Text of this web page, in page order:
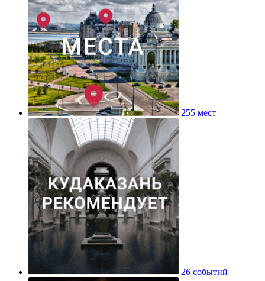
255 мест
26 событий